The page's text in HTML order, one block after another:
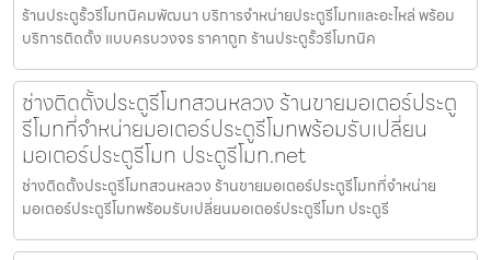
ร้านประตูรั้วรีโมทนิคมพัฒนา บริการจำหน่ายประตูรีโมทและอะไหล่ พร้อม
บริการติดตั้ง แบบครบวงจร ราคาถูก ร้านประตูรั้วรีโมทนิค
ช่างติดตั้งประตูรีโมทสวนหลวง ร้านขายมอเตอร์ประตู
รีโมทที่จำหน่ายมอเตอร์ประตูรีโมทพร้อมรับเปลี่ยน
มอเตอร์ประตูรีโมท ประตูรีโมท.net
ช่างติดตั้งประตูรีโมทสวนหลวง ร้านขายมอเตอร์ประตูรีโมทที่จำหน่าย
มอเตอร์ประตูรีโมทพร้อมรับเปลี่ยนมอเตอร์ประตูรีโมท ประตูรี